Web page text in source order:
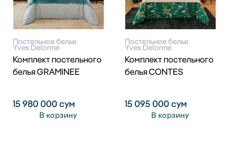
Постельное белье
Yves Delorme
Комплект постельного
белья GRAMINEE
15 980 000сум
В корзину
Постельное белье
Yves Delorme
Комплект постельного
белья CONTES
15 095 000сум
В корзину